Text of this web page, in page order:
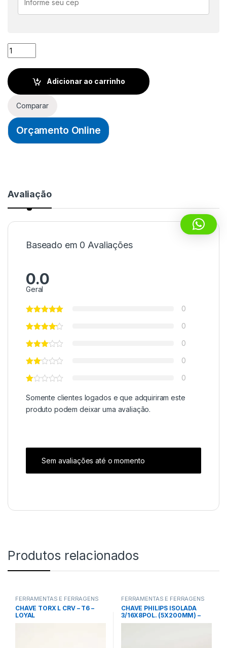
PARAFUSO AAT CAB. CHATA PH CHIPBOARD 3,5X40mm -
Adicionar ao carrinho
Comparar
Orçamento Online
Avaliação
Baseado em 0 Avaliações
0.0
Geral
0
0
0
0
0
Somente clientes logados e que adquiriram este
produto podem deixar uma avaliação.
Sem avaliações até o momento
Produtos relacionados
FERRAMENTAS E FERRAGENS
CHAVE TORX L CRV – T6 –
LOYAL
FERRAMENTAS E FERRAGENS
CHAVE PHILIPS ISOLADA
3/16X8POL. (5X200MM) –
TRAMONTINA